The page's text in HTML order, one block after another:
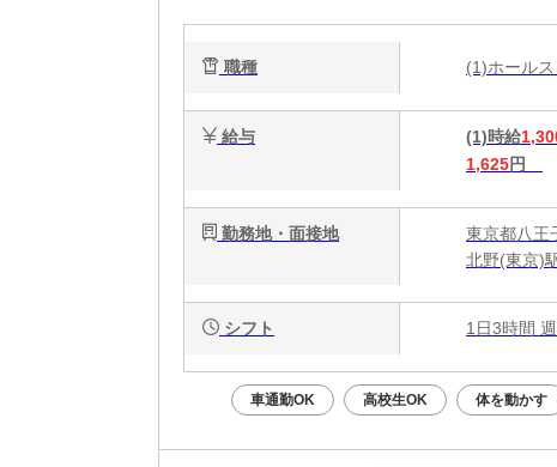
職種 (1)ホール
給与 (1)時給
1,625円
勤務地・面接地
東京都八王
北野(東京)
シフト 1日3時間
車通勤OK 高校生OK 体を動かす